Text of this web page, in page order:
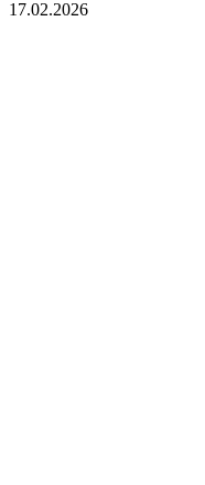
17.02.2026